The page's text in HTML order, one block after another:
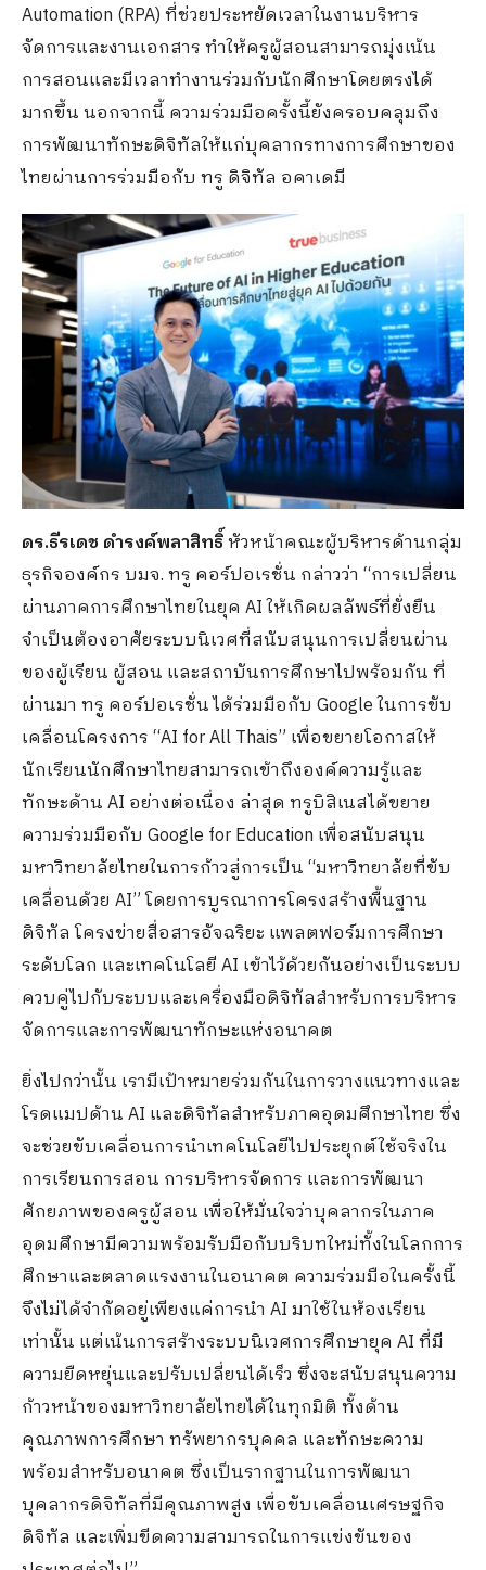
Automation (RPA) ที่ช่วยประหยัดเวลาในงานบริหาร
จัดการและงานเอกสาร ทำให้ครูผู้สอนสามารถมุ่งเน้น
การสอนและมีเวลาทำงานร่วมกับนักศึกษาโดยตรงได้
มากขึ้น นอกจากนี้ ความร่วมมือครั้งนี้ยังครอบคลุมถึง
การพัฒนาทักษะดิจิทัลให้แก่บุคลากรทางการศึกษาของ
ไทยผ่านการร่วมมือกับ ทรู ดิจิทัล อคาเดมี
ดร.ธีรเดช ดำรงค์พลาสิทธิ์หัวหน้าคณะผู้บริหารด้านกลุ่ม
ธุรกิจองค์กร บมจ. ทรู คอร์ปอเรชั่น กล่าวว่า “การเปลี่ยน
ผ่านภาคการศึกษาไทยในยุค AI ให้เกิดผลลัพธ์ที่ยั่งยืน
จำเป็นต้องอาศัยระบบนิเวศที่สนับสนุนการเปลี่ยนผ่าน
ของผู้เรียน ผู้สอน และสถาบันการศึกษาไปพร้อมกัน ที่
ผ่านมา ทรู คอร์ปอเรชั่น ได้ร่วมมือกับ Google ในการขับ
เคลื่อนโครงการ “AI for All Thais” เพื่อขยายโอกาสให้
นักเรียนนักศึกษาไทยสามารถเข้าถึงองค์ความรู้และ
ทักษะด้าน AI อย่างต่อเนื่อง ล่าสุด ทรูบิสิเนสได้ขยาย
ความร่วมมือกับ Google for Education เพื่อสนับสนุน
มหาวิทยาลัยไทยในการก้าวสู่การเป็น “มหาวิทยาลัยที่ขับ
เคลื่อนด้วย AI” โดยการบูรณาการโครงสร้างพื้นฐาน
ดิจิทัล โครงข่ายสื่อสารอัจฉริยะ แพลตฟอร์มการศึกษา
ระดับโลก และเทคโนโลยี AI เข้าไว้ด้วยกันอย่างเป็นระบบ
ควบคู่ไปกับระบบและเครื่องมือดิจิทัลสำหรับการบริหาร
จัดการและการพัฒนาทักษะแห่งอนาคต
ยิ่งไปกว่านั้น เรามีเป้าหมายร่วมกันในการวางแนวทางและ
โรดแมปด้าน AI และดิจิทัลสำหรับภาคอุดมศึกษาไทย ซึ่ง
จะช่วยขับเคลื่อนการนำเทคโนโลยีไปประยุกต์ใช้จริงใน
การเรียนการสอน การบริหารจัดการ และการพัฒนา
ศักยภาพของครูผู้สอน เพื่อให้มั่นใจว่าบุคลากรในภาค
อุดมศึกษามีความพร้อมรับมือกับบริบทใหม่ทั้งในโลกการ
ศึกษาและตลาดแรงงานในอนาคต ความร่วมมือในครั้งนี้
จึงไม่ได้จำกัดอยู่เพียงแค่การนำ AI มาใช้ในห้องเรียน
เท่านั้น แต่เน้นการสร้างระบบนิเวศการศึกษายุค AI ที่มี
ความยืดหยุ่นและปรับเปลี่ยนได้เร็ว ซึ่งจะสนับสนุนความ
ก้าวหน้าของมหาวิทยาลัยไทยได้ในทุกมิติ ทั้งด้าน
คุณภาพการศึกษา ทรัพยากรบุคคล และทักษะความ
พร้อมสำหรับอนาคต ซึ่งเป็นรากฐานในการพัฒนา
บุคลากรดิจิทัลที่มีคุณภาพสูง เพื่อขับเคลื่อนเศรษฐกิจ
ดิจิทัล และเพิ่มขีดความสามารถในการแข่งขันของ